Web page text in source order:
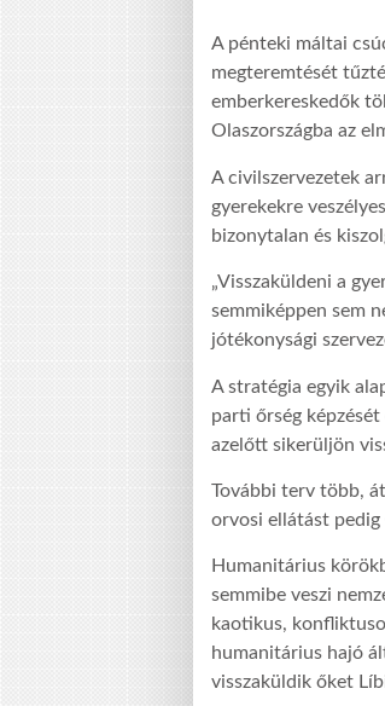
A pénteki máltai
megteremtését
emberkereskedők
Olaszországba az
A civilszervezetek
gyerekekre
bizonytalan és
„Visszaküldeni a
semmiképpen sem
jótékonysági
A stratégia egyik
parti őrség
azelőtt sikerüljön
További terv több,
orvosi ellátást pedig
Humanitárius
semmibe veszi
kaotikus,
humanitárius hajó
visszaküldik őket